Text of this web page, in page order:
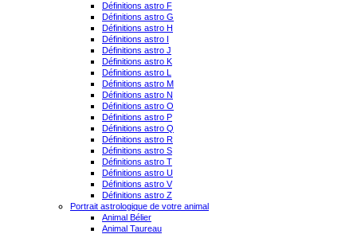
Définitions astro F
Définitions astro G
Définitions astro H
Définitions astro I
Définitions astro J
Définitions astro K
Définitions astro L
Définitions astro M
Définitions astro N
Définitions astro O
Définitions astro P
Définitions astro Q
Définitions astro R
Définitions astro S
Définitions astro T
Définitions astro U
Définitions astro V
Définitions astro Z
Portrait astrologique de votre animal
Animal Bélier
Animal Taureau